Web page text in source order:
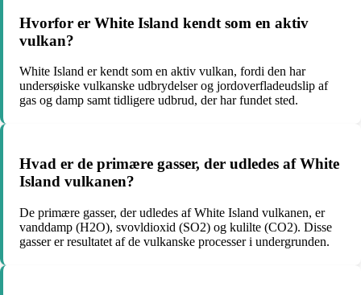
Hvorfor er White Island kendt som en aktiv
vulkan?
White Island er kendt som en aktiv vulkan, fordi den har
undersøiske vulkanske udbrydelser og jordoverfladeudslip af
gas og damp samt tidligere udbrud, der har fundet sted.
Hvad er de primære gasser, der udledes af White
Island vulkanen?
De primære gasser, der udledes af White Island vulkanen, er
vanddamp (H2O), svovldioxid (SO2) og kulilte (CO2). Disse
gasser er resultatet af de vulkanske processer i undergrunden.